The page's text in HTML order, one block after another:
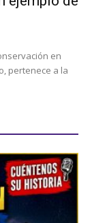
en
pertenece a la